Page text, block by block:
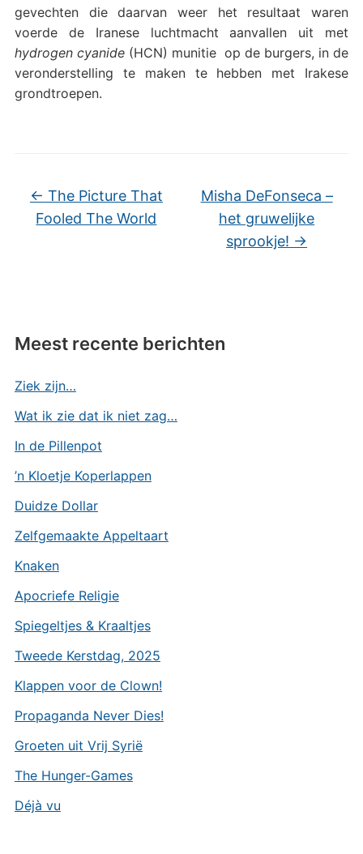
gevechten die daarvan weer het resultaat waren
voerde de Iranese luchtmacht aanvallen uit met
hydrogen cyanide(HCN) munitie op de burgers, in de
veronderstelling te maken te hebben met Irakese
grondtroepen.
← The Picture That
Fooled The World
Misha DeFonseca –
het gruwelijke
sprookje! →
Meest recente berichten
Ziek zijn…
Wat ik zie dat ik niet zag…
In de Pillenpot
’n Kloetje Koperlappen
Duidze Dollar
Zelfgemaakte Appeltaart
Knaken
Apocriefe Religie
Spiegeltjes & Kraaltjes
Tweede Kerstdag, 2025
Klappen voor de Clown!
Propaganda Never Dies!
Groeten uit Vrij Syrië
The Hunger-Games
Déjà vu